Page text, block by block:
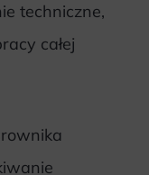
techniczne,
całej